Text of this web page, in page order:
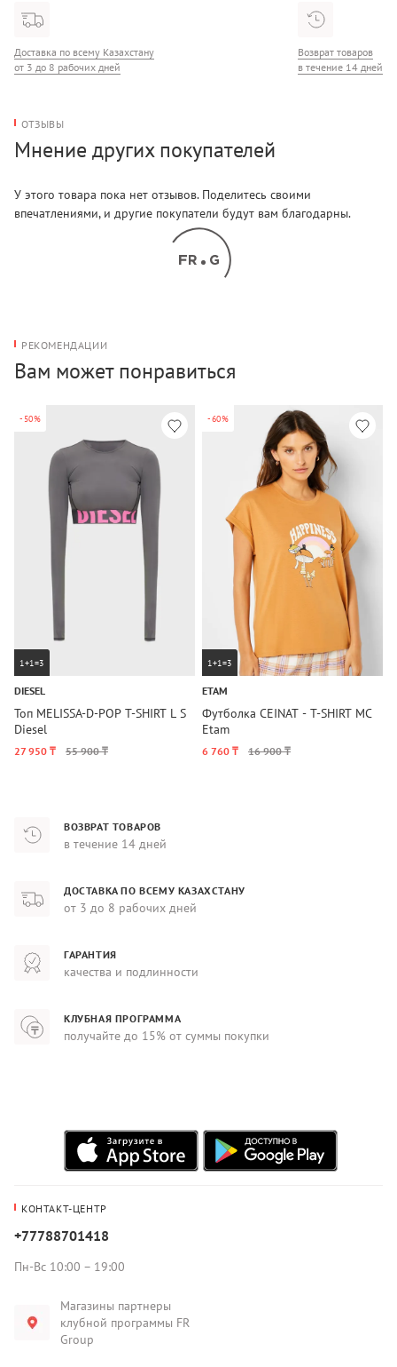
Доставка по всему Казахстану
от 3 до 8 рабочих дней
Возврат товаров
в течение 14 дней
ОТЗЫВЫ
Мнение других покупателей
У этого товара пока нет отзывов. Поделитесь своими
впечатлениями, и другие покупатели будут вам благодарны.
РЕКОМЕНДАЦИИ
Вам может понравиться
-50%
1+1=3
DIESEL
Топ MELISSA-D-POP T-SHIRT L S
Diesel
27 950 ₸ 55 900 ₸
-60%
1+1=3
ETAM
Футболка CEINAT - T-SHIRT MC
Etam
6 760 ₸ 16 900 ₸
ВОЗВРАТ ТОВАРОВ
в течение 14 дней
ДОСТАВКА ПО ВСЕМУ КАЗАХСТАНУ
от 3 до 8 рабочих дней
ГАРАНТИЯ
качества и подлинности
КЛУБНАЯ ПРОГРАММА
получайте до 15% от суммы покупки
КОНТАКТ-ЦЕНТР
+77788701418
Пн-Вс 10:00 – 19:00
Магазины партнеры
клубной программы FR
Group